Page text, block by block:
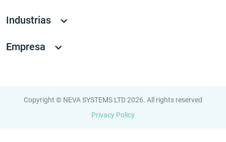
Industrias
Empresa
Copyright © NEVA SYSTEMS LTD 2026. All rights reserved
Privacy Policy